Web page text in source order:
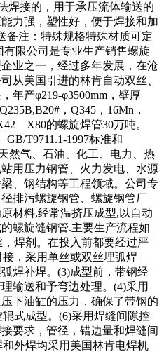
焊接的，用于承压流体输送的
力强，塑性好，便于焊接和加
注：特殊规格特殊材质可定
公司是专业生产销售螺旋
业之一，经过多年发展，在沧
从美国引进的林肯自动双丝、
年产φ219-φ3500mm，壁厚
，Q345，16Mn，
的螺旋焊管30万吨。
T9711.1-1997标准和
然气、石油、化工、电力、热
用压力钢管、火力发电、水源
、钢结构等工程领域。公司专
排污螺旋钢管、螺旋钢管厂
材料,经常温挤压成型,以自动
螺旋缝钢管.主要生产流程如
焊剂。在投入前都要经过严
，采用单丝或双丝埋弧焊
焊补焊。(3)成型前，带钢经
输送和予弯边处理。(4)采用
下油缸的压力，确保了带钢的
式成型。(6)采用焊缝间隙控
要求，管径，错边量和焊缝间
外焊均采用美国林肯电焊机